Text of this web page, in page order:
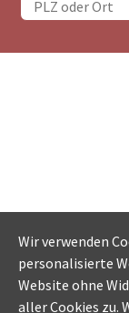
Wir verwenden
personalisierte
Website ohne
aller Cookies zu.